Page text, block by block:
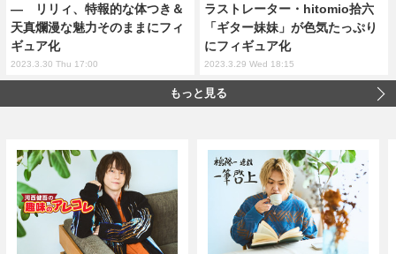
― リリィ、特報的な体つき＆
天真爛漫な魅力そのままにフィ
ギュア化
2023.3.30 Thu 17:00
ラストレーター・hitomio拾六
「ギター妹妹」が色気たっぷり
にフィギュア化
2023.3.29 Wed 18:15
もっと見る